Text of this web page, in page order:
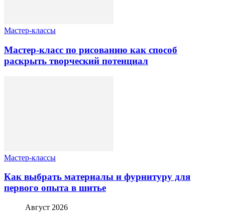
Мастер-классы
Мастер-класс по рисованию как способ
раскрыть творческий потенциал
Мастер-классы
Как выбрать материалы и фурнитуру для
первого опыта в шитье
Август 2026